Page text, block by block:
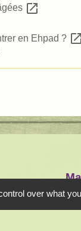
open_in_new
en Ehpad ? open_in_new
over what